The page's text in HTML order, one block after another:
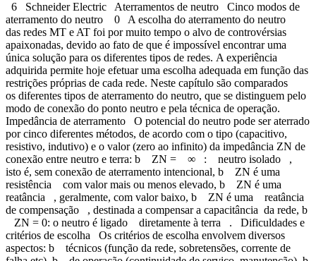
6 Schneider Electric Aterramentos de neutro Cinco modos de
aterramento do neutro 0 A escolha do aterramento do neutro
das redes MT e AT foi por muito tempo o alvo de controvérsias
apaixonadas, devido ao fato de que é impossível encontrar uma
única solução para os diferentes tipos de redes. A experiência
adquirida permite hoje efetuar uma escolha adequada em função das
restrições próprias de cada rede. Neste capítulo são comparados
os diferentes tipos de aterramento do neutro, que se distinguem pelo
modo de conexão do ponto neutro e pela técnica de operação.
Impedância de aterramento O potencial do neutro pode ser aterrado
por cinco diferentes métodos, de acordo com o tipo (capacitivo,
resistivo, indutivo) e o valor (zero ao infinito) da impedância ZN de
conexão entre neutro e terra: b ZN = ∞ : neutro isolado ,
isto é, sem conexão de aterramento intencional, b ZN é uma
resistência com valor mais ou menos elevado, b ZN é uma
reatância , geralmente, com valor baixo, b ZN é uma reatância
de compensação , destinada a compensar a capacitância da rede, b
ZN = 0: o neutro é ligado diretamente à terra . Dificuldades e
critérios de escolha Os critérios de escolha envolvem diversos
aspectos: b técnicos (função da rede, sobretensões, corrente de